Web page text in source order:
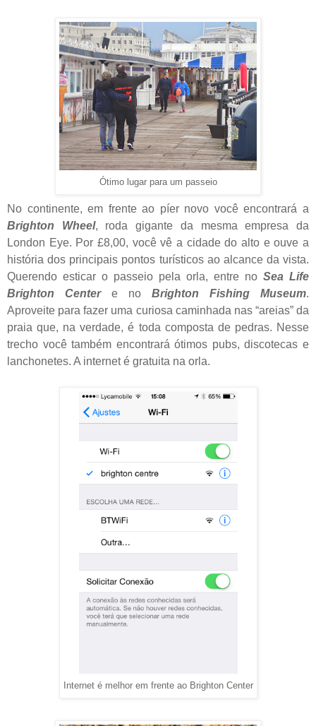
Ótimo lugar para um passeio
No continente, em frente ao píer novo você encontrará a
Brighton Wheel, roda gigante da mesma empresa da
London Eye. Por £8,00, você vê a cidade do alto e ouve a
história dos principais pontos turísticos ao alcance da vista.
Querendo esticar o passeio pela orla, entre no Sea Life
Brighton Centere no Brighton Fishing Museum.
Aproveite para fazer uma curiosa caminhada nas “areias” da
praia que, na verdade, é toda composta de pedras. Nesse
trecho você também encontrará ótimos pubs, discotecas e
lanchonetes. A internet é gratuita na orla.
Internet é melhor em frente ao Brighton Center